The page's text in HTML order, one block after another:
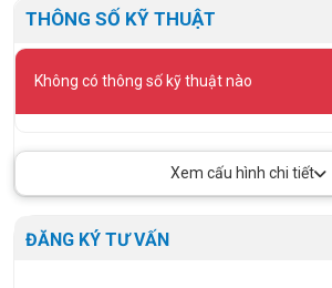
THÔNG SỐ KỸ THUẬT
Không có thông số kỹ thuật nào
Xem cấu hình chi tiết
ĐĂNG KÝ TƯ VẤN